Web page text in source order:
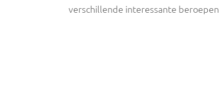
verschillende interessante beroepen.